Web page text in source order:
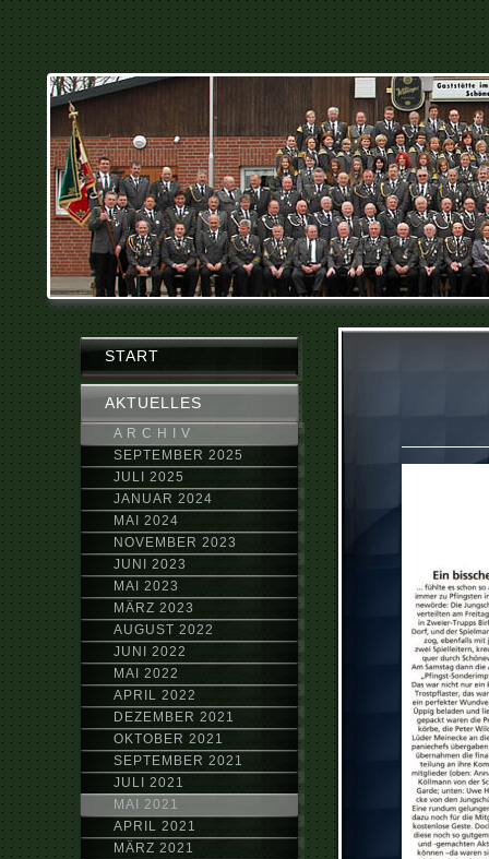
START
AKTUELLES
A R C H I V
SEPTEMBER 2025
JULI 2025
JANUAR 2024
MAI 2024
NOVEMBER 2023
JUNI 2023
MAI 2023
MÄRZ 2023
AUGUST 2022
JUNI 2022
MAI 2022
APRIL 2022
DEZEMBER 2021
OKTOBER 2021
SEPTEMBER 2021
JULI 2021
MAI 2021
APRIL 2021
MÄRZ 2021